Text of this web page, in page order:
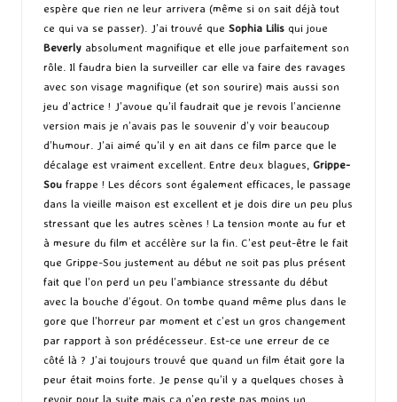
espère que rien ne leur arrivera (même si on sait déjà tout
ce qui va se passer). J’ai trouvé que Sophia Lilis qui joue
Beverly absolument magnifique et elle joue parfaitement son
rôle. Il faudra bien la surveiller car elle va faire des ravages
avec son visage magnifique (et son sourire) mais aussi son
jeu d’actrice ! J’avoue qu’il faudrait que je revois l’ancienne
version mais je n’avais pas le souvenir d’y voir beaucoup
d’humour. J’ai aimé qu’il y en ait dans ce film parce que le
décalage est vraiment excellent. Entre deux blagues, Grippe-
Sou frappe ! Les décors sont également efficaces, le passage
dans la vieille maison est excellent et je dois dire un peu plus
stressant que les autres scènes ! La tension monte au fur et
à mesure du film et accélère sur la fin. C’est peut-être le fait
que Grippe-Sou justement au début ne soit pas plus présent
fait que l’on perd un peu l’ambiance stressante du début
avec la bouche d’égout. On tombe quand même plus dans le
gore que l’horreur par moment et c’est un gros changement
par rapport à son prédécesseur. Est-ce une erreur de ce
côté là ? J’ai toujours trouvé que quand un film était gore la
peur était moins forte. Je pense qu’il y a quelques choses à
revoir pour la suite mais ça n’en reste pas moins un